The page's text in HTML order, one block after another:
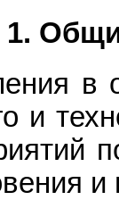
1.
и